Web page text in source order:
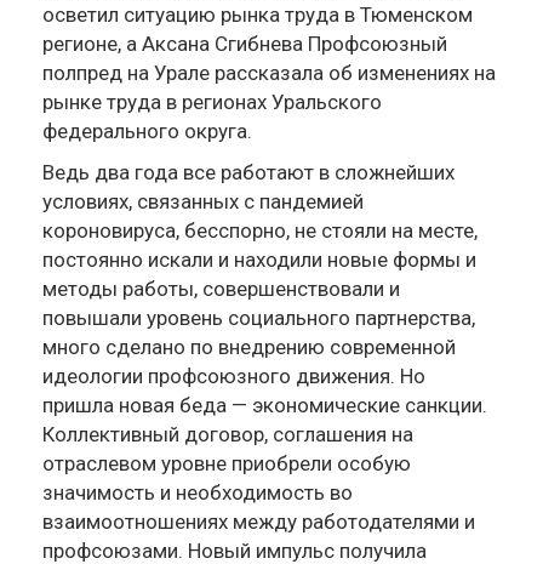
осветил ситуацию рынка труда в Тюменском
регионе, а Аксана Сгибнева Профсоюзный
полпред на Урале рассказала об изменениях на
рынке труда в регионах Уральского
федерального округа.
Ведь два года все работают в сложнейших
условиях, связанных с пандемией
короновируса, бесспорно, не стояли на месте,
постоянно искали и находили новые формы и
методы работы, совершенствовали и
повышали уровень социального партнерства,
много сделано по внедрению современной
идеологии профсоюзного движения. Но
пришла новая беда — экономические санкции.
Коллективный договор, соглашения на
отраслевом уровне приобрели особую
значимость и необходимость во
взаимоотношениях между работодателями и
профсоюзами. Новый импульс получила